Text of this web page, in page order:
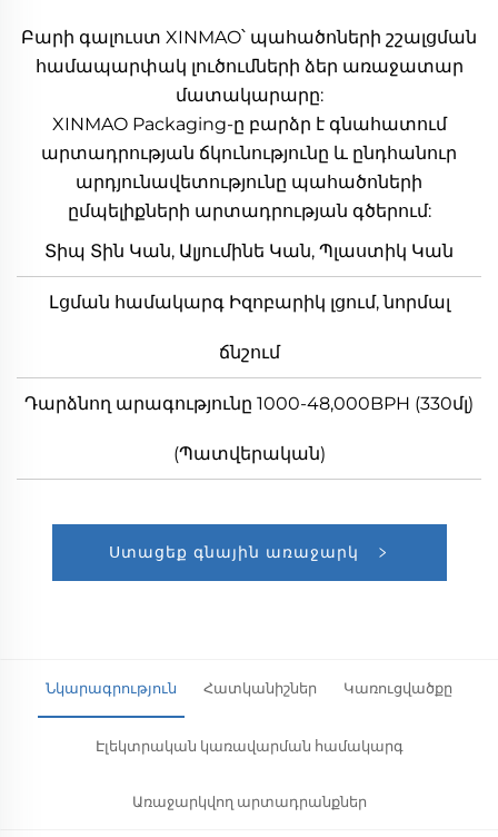
Բարի գալուստ XINMAO՝ պահածոների շշալցման
համապարփակ լուծումների ձեր առաջատար
մատակարարը:
XINMAO Packaging-ը բարձր է գնահատում
արտադրության ճկունությունը և ընդհանուր
արդյունավետությունը պահածոների
ըմպելիքների արտադրության գծերում:
Տիպ Տին Կան, Ալյումինե Կան, Պլաստիկ Կան
Լցման համակարգ Իզոբարիկ լցում, նորմալ
ճնշում
Դարձնող արագությունը 1000-48,000BPH (330մլ)
(Պատվերական)
Ստացեք գնային առաջարկ
Նկարագրություն Հատկանիշներ Կառուցվածքը
Էլեկտրական կառավարման համակարգ
Առաջարկվող արտադրանքներ